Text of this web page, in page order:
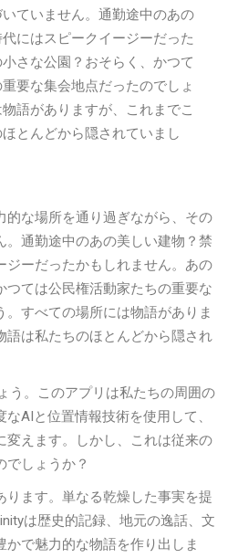
ていません。通勤途中のあの
にはスピークイージーだった
さな公園？おそらく、かつて
要な集会地点だったのでしょ
語がありますが、これまでこ
とんどから隠されていまし
的な場所を通り過ぎながら、その
。通勤途中のあの美しい建物？禁
ジーだったかもしれません。あの
つては公民権活動家たちの重要な
すべての場所には物語がありま
語は私たちのほとんどから隠され
う。このアプリは私たちの周囲の
AIと位置情報技術を使用して、
変えます。しかし、これは従来の
でしょうか？
ります。単なる乾燥した事実を提
は歴史的記録、地元の逸話、文
で魅力的な物語を作り出しま